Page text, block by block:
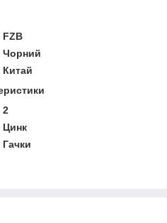
FZB
Чорний
Китай
2
Цинк
Гачки